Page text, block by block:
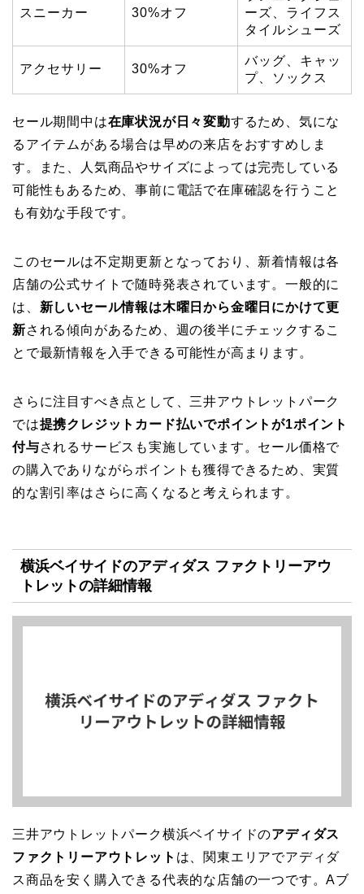
スニーカー 30%オフ
ーズ、ライフス
タイルシューズ
アクセサリー 30%オフ
バッグ、キャッ
プ、ソックス
セール期間中は在庫状況が日々変動するため、気にな
るアイテムがある場合は早めの来店をおすすめしま
す。また、人気商品やサイズによっては完売している
可能性もあるため、事前に電話で在庫確認を行うこと
も有効な手段です。
このセールは不定期更新となっており、新着情報は各
店舗の公式サイトで随時発表されています。一般的に
は、 新しいセール情報は木曜日から金曜日にかけて更
新される傾向があるため、週の後半にチェックするこ
とで最新情報を入手できる可能性が高まります。
さらに注目すべき点として、三井アウトレットパーク
では提携クレジットカード払いでポイントが1ポイント
付与されるサービスも実施しています。セール価格で
の購入でありながらポイントも獲得できるため、実質
的な割引率はさらに高くなると考えられます。
横浜ベイサイドのアディダス ファクトリーアウ
トレットの詳細情報
三井アウトレットパーク横浜ベイサイドのアディダス
ファクトリーアウトレット は、関東エリアでアディダ
ス商品を安く購入できる代表的な店舗の一つです。Aブ